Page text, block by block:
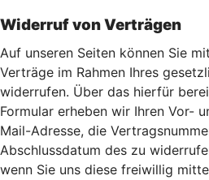
Widerruf von Verträgen
Auf unseren Seiten können Sie
Verträge im Rahmen Ihres
widerrufen. Über das hierfür
Formular erheben wir Ihren Vor-
Mail-Adresse, die
Abschlussdatum des zu
wenn Sie uns diese freiwillig